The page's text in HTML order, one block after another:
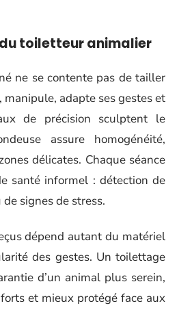
toiletteur animalier
ne se contente pas de tailler
manipule, adapte ses gestes et
de précision sculptent le
assure homogénéité,
délicates. Chaque séance
santé informel : détection de
signes de stress.
dépend autant du matériel
des gestes. Un toilettage
d’un animal plus serein,
et mieux protégé face aux